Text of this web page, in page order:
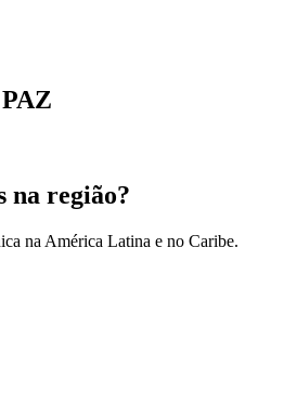
na região?
na América Latina e no Caribe.